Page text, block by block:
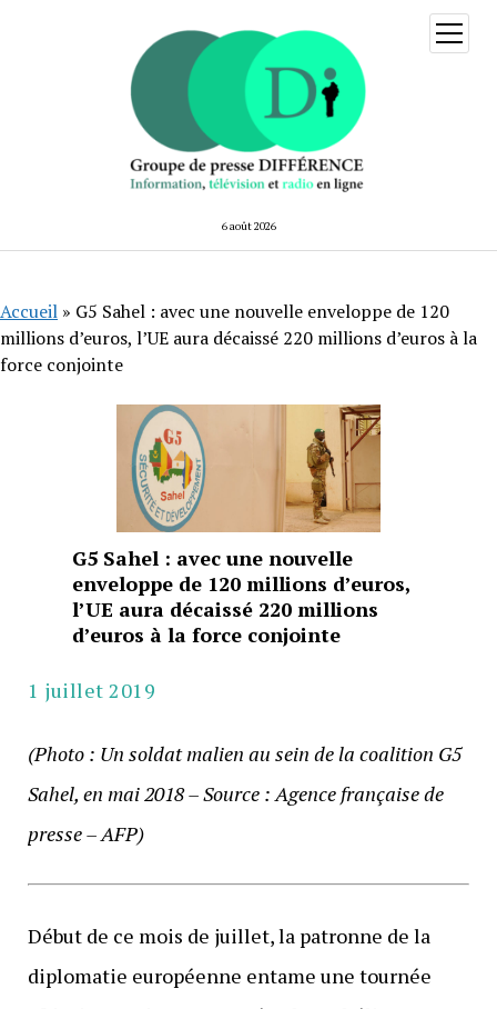
6 août 2026
ouvrir
menu
Accueil » G5 Sahel : avec une nouvelle enveloppe de 120
millions d’euros, l’UE aura décaissé 220 millions d’euros à la
force conjointe
G5 Sahel : avec une nouvelle
enveloppe de 120 millions d’euros,
l’UE aura décaissé 220 millions
d’euros à la force conjointe
1 juillet 2019
(Photo : Un soldat malien au sein de la coalition G5
Sahel, en mai 2018 – Source : Agence française de
presse – AFP)
Début de ce mois de juillet, la patronne de la
diplomatie européenne entame une tournée